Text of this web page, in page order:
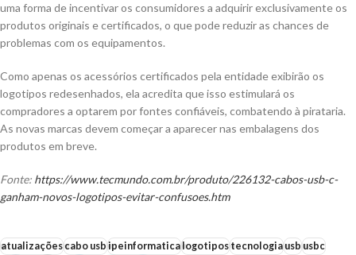
uma forma de incentivar os consumidores a adquirir exclusivamente os
produtos originais e certificados, o que pode reduzir as chances de
problemas com os equipamentos.
Como apenas os acessórios certificados pela entidade exibirão os
logotipos redesenhados, ela acredita que isso estimulará os
compradores a optarem por fontes confiáveis, combatendo à pirataria.
As novas marcas devem começar a aparecer nas embalagens dos
produtos em breve.
Fonte: https://www.tecmundo.com.br/produto/226132-cabos-usb-c-
ganham-novos-logotipos-evitar-confusoes.htm
atualizaçõescabo usb ipeinformaticalogotipostecnologiausb usbc